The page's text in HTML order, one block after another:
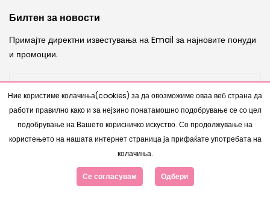
Ние користиме колачиња(cookies) за да овозможиме оваа веб страна да
работи правилно како и за нејзино понатамошно подобрување се со цел
подобрување на Вашето корисничко искуство. Со продолжување на
користењето на нашата интернет страница ја прифаќате употребата на
колачиња.
Се согласувам Одбери
Билтен за новости
Примајте директни известувања на Email за најновите понуди
и промоции.
ИСПРАТИ
Copyright © 2007 - 2026 | Интернет Продавница